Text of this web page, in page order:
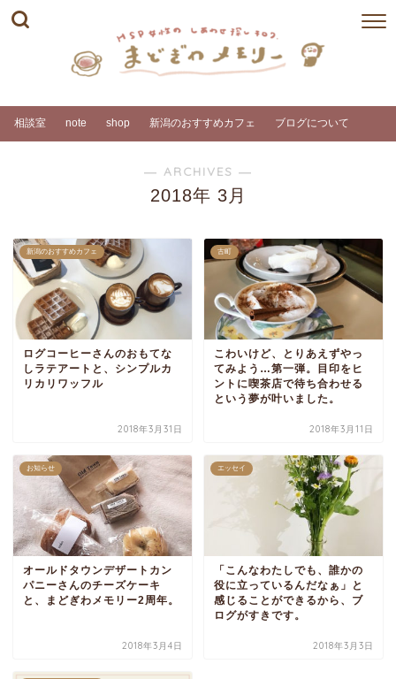
相談室 note shop 新潟のおすすめカフェ ブログについて
― ARCHIVES ―
2018年 3月
新潟のおすすめカフェ
ログコーヒーさんのおもてな
しラテアートと、シンプルカ
リカリワッフル
2018年3月31日
古町
こわいけど、とりあえずやっ
てみよう…第一弾。目印をヒ
ントに喫茶店で待ち合わせる
という夢が叶いました。
2018年3月11日
お知らせ
オールドタウンデザートカン
パニーさんのチーズケーキ
と、まどぎわメモリー2周年。
2018年3月4日
エッセイ
「こんなわたしでも、誰かの
役に立っているんだなぁ」と
感じることができるから、ブ
ログがすきです。
2018年3月3日